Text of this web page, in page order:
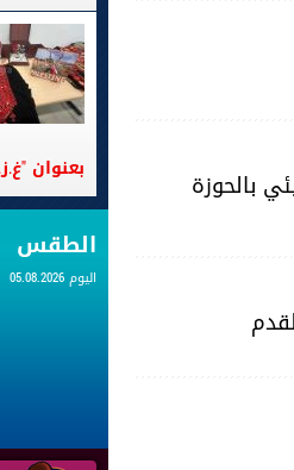
بالحوزة
بعنوان
الطقس
اليوم 05.08.2026